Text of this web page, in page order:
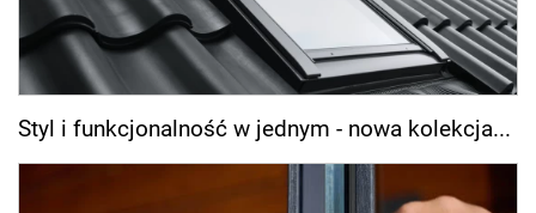
Styl i funkcjonalność w jednym - nowa kolekcja...